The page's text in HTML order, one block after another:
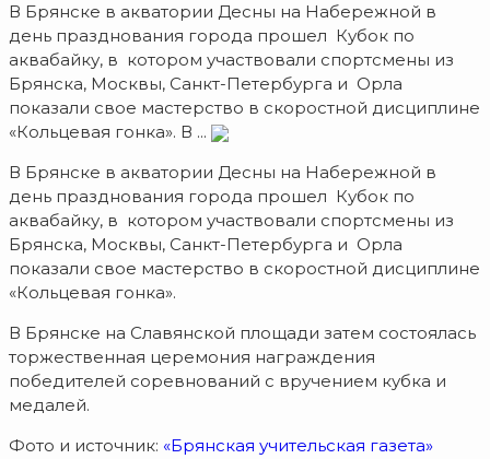
В Брянске в акватории Десны на Набережной в
день празднования города прошел Кубок по
аквабайку, в котором участвовали спортсмены из
Брянска, Москвы, Санкт-Петербурга и Орла
показали свое мастерство в скоростной дисциплине
«Кольцевая гонка». В ...
В Брянске в акватории Десны на Набережной в
день празднования города прошел Кубок по
аквабайку, в котором участвовали спортсмены из
Брянска, Москвы, Санкт-Петербурга и Орла
показали свое мастерство в скоростной дисциплине
«Кольцевая гонка».
В Брянске на Славянской площади затем состоялась
торжественная церемония награждения
победителей соревнований с вручением кубка и
медалей.
Фото и источник: «Брянская учительская газета»